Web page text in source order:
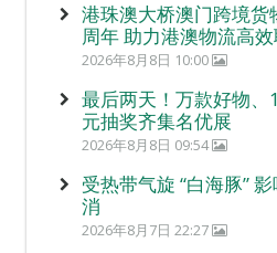
港珠澳大桥澳门跨境货
周年 助力港澳物流高
2026年8月8日 10:00
最后两天！万款好物、
元抽奖齐集名优展
2026年8月8日 09:54
受热带气旋 “白海豚”
消
2026年8月7日 22:27